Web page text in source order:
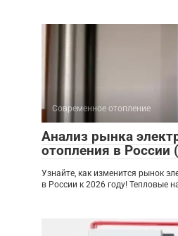
Современное отопление
Анализ рынка
отопления в России
Узнайте, как изменится рынок
в России к 2026 году! Тепловые